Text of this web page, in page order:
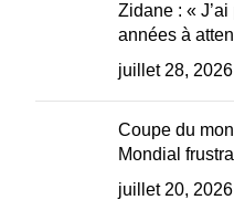
Zidane : «
années à
juillet 28, 2026
Coupe du
Mondial
juillet 20, 2026